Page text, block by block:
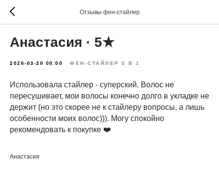
Отзывы фен-стайлер
Анастасия · 5★
2026-03-20 00:00 ФЕН-СТАЙЛЕР 5 В 1
Использовала стайлер - суперский. Волос не
пересушивает, мои волосы конечно долго в укладке не
держит (но это скорее не к стайлеру вопросы, а лишь
особенности моих волос))). Могу спокойно
рекомендовать к покупке ❤️
Анастасия